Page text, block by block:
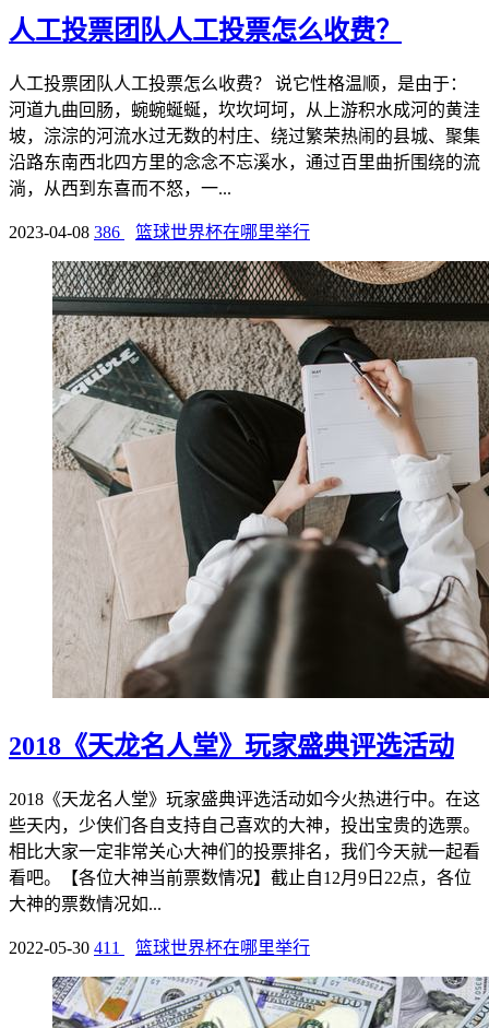
人工投票团队人工投票怎么收费？
人工投票团队人工投票怎么收费？ 说它性格温顺，是由于：
河道九曲回肠，蜿蜿蜒蜒，坎坎坷坷，从上游积水成河的黄洼
坡，淙淙的河流水过无数的村庄、绕过繁荣热闹的县城、聚集
沿路东南西北四方里的念念不忘溪水，通过百里曲折围绕的流
淌，从西到东喜而不怒，一...
2023-04-08 386 篮球世界杯在哪里举行
2018《天龙名人堂》玩家盛典评选活动
2018《天龙名人堂》玩家盛典评选活动如今火热进行中。在这
些天内，少侠们各自支持自己喜欢的大神，投出宝贵的选票。
相比大家一定非常关心大神们的投票排名，我们今天就一起看
看吧。【各位大神当前票数情况】截止自12月9日22点，各位
大神的票数情况如...
2022-05-30 411 篮球世界杯在哪里举行